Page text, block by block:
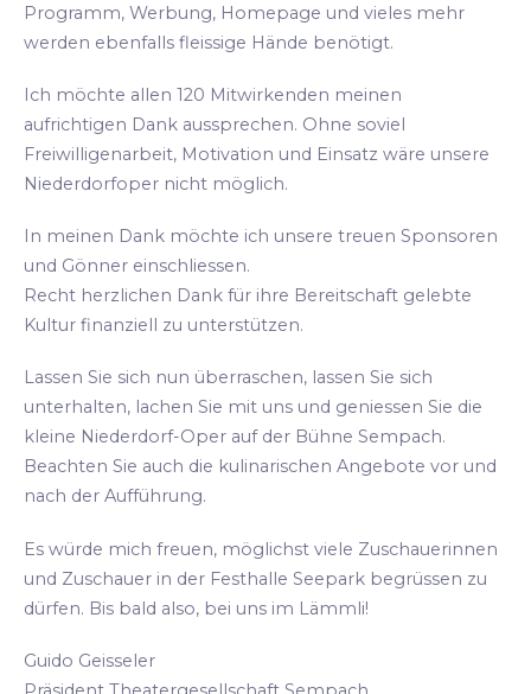
Programm, Werbung, Homepage und vieles mehr
werden ebenfalls fleissige Hände benötigt.
Ich möchte allen 120 Mitwirkenden meinen
aufrichtigen Dank aussprechen. Ohne soviel
Freiwilligenarbeit, Motivation und Einsatz wäre unsere
Niederdorfoper nicht möglich.
In meinen Dank möchte ich unsere treuen Sponsoren
und Gönner einschliessen.
Recht herzlichen Dank für ihre Bereitschaft gelebte
Kultur finanziell zu unterstützen.
Lassen Sie sich nun überraschen, lassen Sie sich
unterhalten, lachen Sie mit uns und geniessen Sie die
kleine Niederdorf-Oper auf der Bühne Sempach.
Beachten Sie auch die kulinarischen Angebote vor und
nach der Aufführung.
Es würde mich freuen, möglichst viele Zuschauerinnen
und Zuschauer in der Festhalle Seepark begrüssen zu
dürfen. Bis bald also, bei uns im Lämmli!
Guido Geisseler